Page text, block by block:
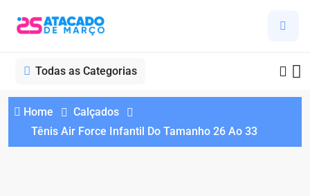
Todas as Categorias
Home
Calçados
Tênis Air Force Infantil Do Tamanho 26 Ao 33